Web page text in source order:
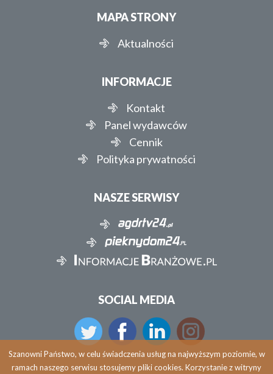
MAPA STRONY
Aktualności
INFORMACJE
Kontakt
Panel wydawców
Cennik
Polityka prywatności
NASZE SERWISY
SOCIAL MEDIA
Szanowni Państwo, w celu świadczenia usług na najwyższym poziomie, w
ramach naszego serwisu stosujemy pliki cookies. Korzystanie z witryny